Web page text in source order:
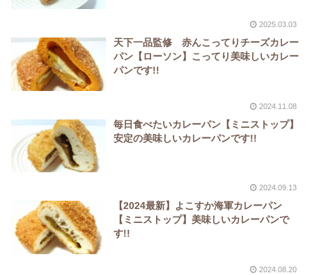
2025.03.03
天下一品監修 赤んこってりチーズカレー
パン【ローソン】こってり美味しいカレー
パンです!!
2024.11.08
毎日食べたいカレーパン【ミニストップ】
安定の美味しいカレーパンです!!
2024.09.13
【2024最新】よこすか海軍カレーパン
【ミニストップ】美味しいカレーパンで
す!!
2024.08.20